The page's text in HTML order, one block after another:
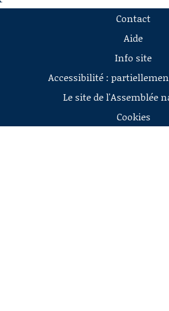
AIDE À LA DÉCOUPE
Contact
Aide
Info site
Accessibilité :
Le site de l'Assemblée
Cookies